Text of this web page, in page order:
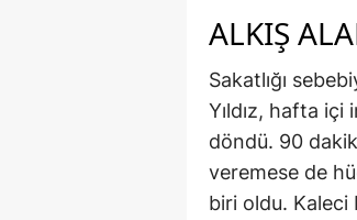
ALKIŞ
Sakatlığı
Yıldız, hafta içi
döndü. 90
veremese de
biri oldu. Kaleci